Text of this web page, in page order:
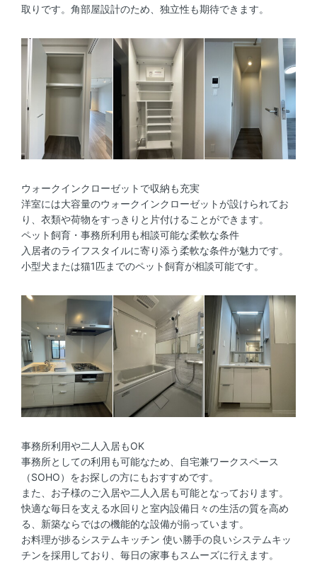
取りです。角部屋設計のため、独立性も期待できます。
ウォークインクローゼットで収納も充実
洋室には大容量のウォークインクローゼットが設けられてお
り、衣類や荷物をすっきりと片付けることができます。
ペット飼育・事務所利用も相談可能な柔軟な条件
入居者のライフスタイルに寄り添う柔軟な条件が魅力です。
小型犬または猫1匹までのペット飼育が相談可能です。
事務所利用や二人入居もOK
事務所としての利用も可能なため、自宅兼ワークスペース
（SOHO）をお探しの方にもおすすめです。
また、お子様のご入居や二人入居も可能となっております。
快適な毎日を支える水回りと室内設備日々の生活の質を高め
る、新築ならではの機能的な設備が揃っています。
お料理が捗るシステムキッチン 使い勝手の良いシステムキッ
チンを採用しており、毎日の家事もスムーズに行えます。